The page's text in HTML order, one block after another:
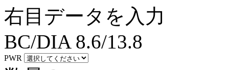
右目データを入力
BC/DIA 8.6/13.8
PWR